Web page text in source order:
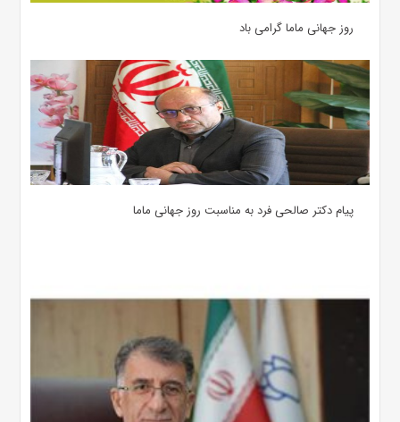
روز جهانی ماما گرامی باد
پیام دکتر صالحی فرد به مناسبت روز جهانی ماما